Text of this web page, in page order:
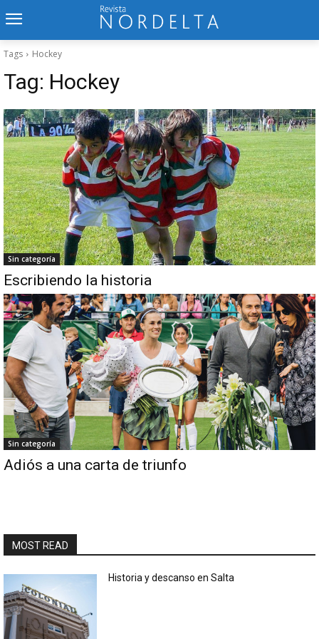
Tags Hockey
Tag: Hockey
Sin categoría
Escribiendo la historia
Sin categoría
Adiós a una carta de triunfo
MOST READ
Historia y descanso en Salta